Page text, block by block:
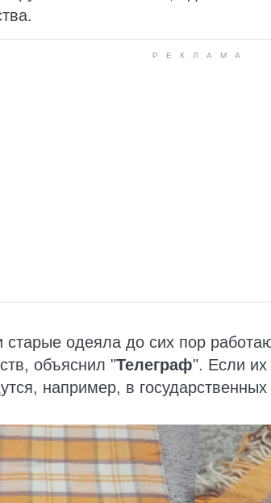
старые одеяла до сих пор
объяснил "Телеграф". Если их
например, в